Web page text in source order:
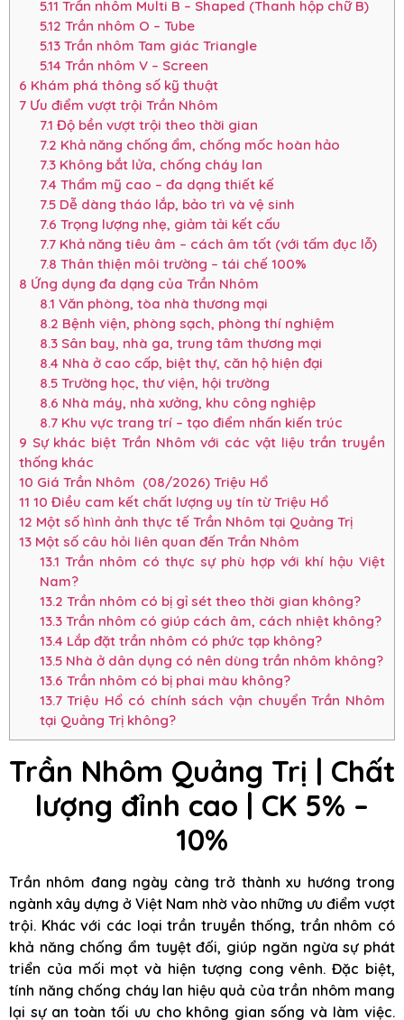
5.11 Trần nhôm Multi B – Shaped (Thanh hộp chữ B)
5.12 Trần nhôm O – Tube
5.13Trần nhôm Tam giác Triangle
5.14 Trần nhôm V – Screen
6 Khám phá thông số kỹ thuật
7 Ưu điểm vượt trội Trần Nhôm
7.1 Độ bền vượt trội theo thời gian
7.2 Khả năng chống ẩm, chống mốc hoàn hảo
7.3Không bắt lửa, chống cháy lan
7.4 Thẩm mỹ cao – đa dạng thiết kế
7.5Dễ dàng tháo lắp, bảo trì và vệ sinh
7.6 Trọng lượng nhẹ, giảm tải kết cấu
7.7Khả năng tiêu âm – cách âm tốt (với tấm đục lỗ)
7.8 Thân thiện môi trường – tái chế 100%
8 Ứng dụng đa dạng của Trần Nhôm
8.1 Văn phòng, tòa nhà thương mại
8.2 Bệnh viện, phòng sạch, phòng thí nghiệm
8.3Sân bay, nhà ga, trung tâm thương mại
8.4 Nhà ở cao cấp, biệt thự, căn hộ hiện đại
8.5Trường học, thư viện, hội trường
8.6 Nhà máy, nhà xưởng, khu công nghiệp
8.7Khu vực trang trí – tạo điểm nhấn kiến trúc
9 Sự khác biệt Trần Nhôm với các vật liệu trần truyền
thống khác
10 Giá Trần Nhôm (08/2026) Triệu Hổ
11 10 Điều cam kết chất lượng uy tín từ Triệu Hổ
12 Một số hình ảnh thực tế Trần Nhôm tại Quảng Trị
13 Một số câu hỏi liên quan đến Trần Nhôm
13.1 Trần nhôm có thực sự phù hợp với khí hậu Việt
Nam?
13.2 Trần nhôm có bị gỉ sét theo thời gian không?
13.3Trần nhôm có giúp cách âm, cách nhiệt không?
13.4 Lắp đặt trần nhôm có phức tạp không?
13.5Nhà ở dân dụng có nên dùng trần nhôm không?
13.6 Trần nhôm có bị phai màu không?
13.7Triệu Hổ có chính sách vận chuyển Trần Nhôm
tại Quảng Trị không?
Trần Nhôm Quảng Trị | Chất
lượng đỉnh cao | CK 5% –
10%
Trần nhôm đang ngày càng trở thành xu hướng trong
ngành xây dựng ở Việt Nam nhờ vào những ưu điểm vượt
trội. Khác với các loại trần truyền thống, trần nhôm có
khả năng chống ẩm tuyệt đối, giúp ngăn ngừa sự phát
triển của mối mọt và hiện tượng cong vênh. Đặc biệt,
tính năng chống cháy lan hiệu quả của trần nhôm mang
lại sự an toàn tối ưu cho không gian sống và làm việc.